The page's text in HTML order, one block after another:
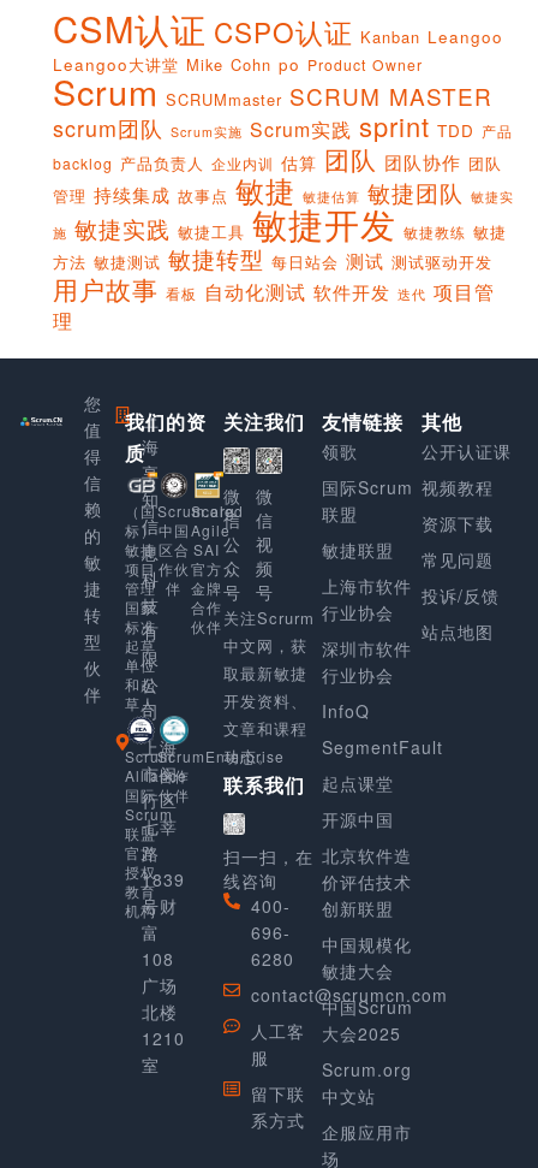
CSM认证 CSPO认证 Kanban Leangoo
Leangoo大讲堂 Mike Cohn po Product Owner
Scrum SCRUMmaster SCRUM MASTER
scrum团队 Scrum实施 Scrum实践 sprint TDD 产品
backlog 产品负责人 企业内训 估算 团队 团队协作 团队
管理 持续集成 故事点 敏捷 敏捷估算 敏捷团队 敏捷实
施 敏捷实践 敏捷工具 敏捷开发 敏捷教练 敏捷
方法 敏捷测试 敏捷转型 每日站会 测试 测试驱动开发
用户故事 看板 自动化测试 软件开发 迭代 项目管
理
您
值
得
信
赖
的
敏
捷
转
型
伙
伴
上
海
享
知
信
息
科
技
有
限
公
司
上海
市闵
行区
七莘
路
1839
号财
富
108
广场
北楼
1210
室
我们的资
质
（国
标）
敏捷
项目
管理
国家
标准
起草
单位
和起
草人
Scrum.org
中国
区合
作伙
伴
Scaled
Agile
SAI
官方
金牌
合作
伙伴
Scrum
Alliance
国际
Scrum
联盟
官方
授权
教育
机构
ScrumEnterprise
合作
伙伴
关注我们
微
信
公
众
号
微
信
视
频
号
关注Scrurm
中文网，获
取最新敏捷
开发资料、
文章和课程
动态。
联系我们
扫一扫，在
线咨询
400-
696-
6280
contact@scrumcn.com
人工客
服
留下联
系方式
友情链接
领歌
国际Scrum
联盟
敏捷联盟
上海市软件
行业协会
深圳市软件
行业协会
InfoQ
SegmentFault
起点课堂
开源中国
北京软件造
价评估技术
创新联盟
中国规模化
敏捷大会
中国Scrum
大会2025
Scrum.org
中文站
企服应用市
场
其他
公开认证课
视频教程
资源下载
常见问题
投诉/反馈
站点地图